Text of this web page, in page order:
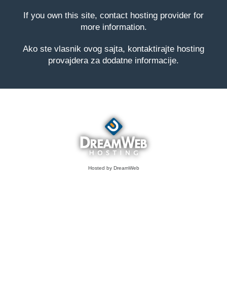
If you own this site, contact hosting provider for
more information.
Ako ste vlasnik ovog sajta, kontaktirajte hosting
provajdera za dodatne informacije.
Hosted by DreamWeb